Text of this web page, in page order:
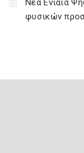
Νέα Ενιαία
φυσικών